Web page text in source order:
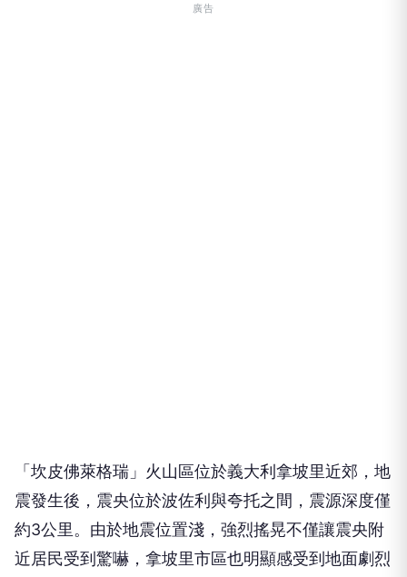
廣告
「坎皮佛萊格瑞」火山區位於義大利拿坡里近郊，地
震發生後，震央位於波佐利與夸托之間，震源深度僅
約3公里。由於地震位置淺，強烈搖晃不僅讓震央附
近居民受到驚嚇，拿坡里市區也明顯感受到地面劇烈